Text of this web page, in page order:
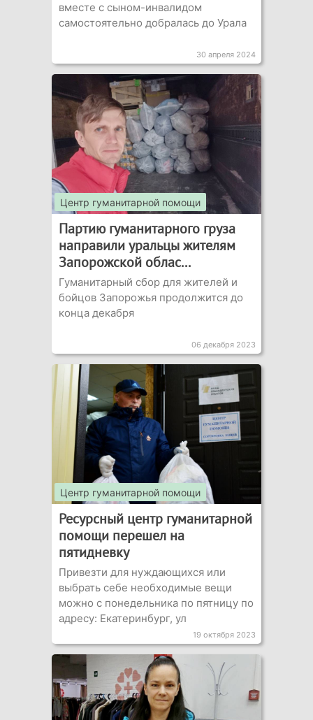
вместе с сыном-инвалидом
самостоятельно добралась до Урала
30 апреля 2024
Центр гуманитарной помощи
Партию гуманитарного груза
направили уральцы жителям
Запорожской облас...
Гуманитарный сбор для жителей и
бойцов Запорожья продолжится до
конца декабря
06 декабря 2023
Центр гуманитарной помощи
Ресурсный центр гуманитарной
помощи перешел на
пятидневку
Привезти для нуждающихся или
выбрать себе необходимые вещи
можно с понедельника по пятницу по
адресу: Екатеринбург, ул
19 октября 2023